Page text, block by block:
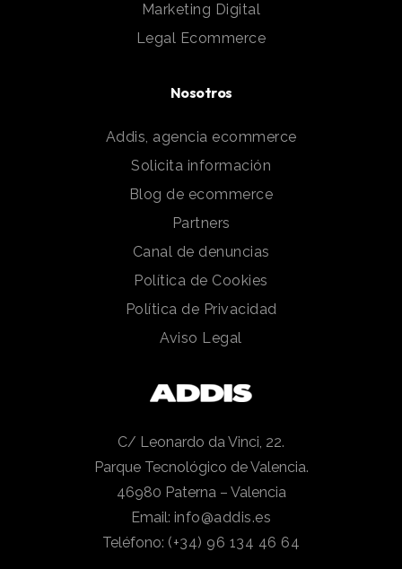
Marketing Digital
Legal Ecommerce
Nosotros
Addis, agencia ecommerce
Solicita información
Blog de ecommerce
Partners
Canal de denuncias
Política de Cookies
Política de Privacidad
Aviso Legal
C/ Leonardo da Vinci, 22.
Parque Tecnológico de Valencia.
46980 Paterna – Valencia
Email: info@addis.es
Teléfono: (+34) 96 134 46 64